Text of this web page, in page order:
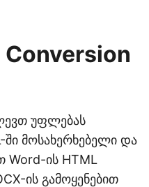
Conversion
უფლებას
ში მოსახერხებელი და
Word-ის HTML
ის გამოყენებით